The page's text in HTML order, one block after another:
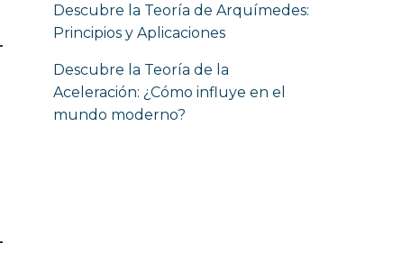
Descubre la Teoría de Arquímedes:
Principios y Aplicaciones
Descubre la Teoría de la
Aceleración: ¿Cómo influye en el
mundo moderno?